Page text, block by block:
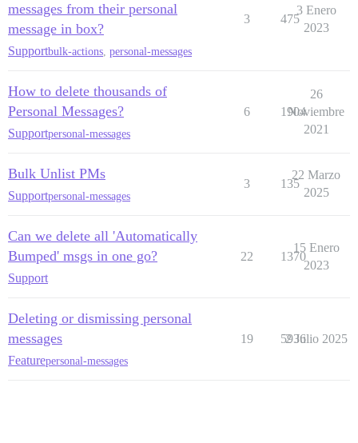
messages from their personal
message in box?
Supportbulk-actions personal-messages
3 475
3 Enero
2023
How to delete thousands of
Personal Messages?
Supportpersonal-messages
6 1904
26
Noviembre
2021
Bulk Unlist PMs
Supportpersonal-messages
3 135
22 Marzo
2025
Can we delete all 'Automatically
Bumped' msgs in one go?
Support
22 1370
15 Enero
2023
Deleting or dismissing personal
messages
Featurepersonal-messages
19 5936
2 Julio 2025